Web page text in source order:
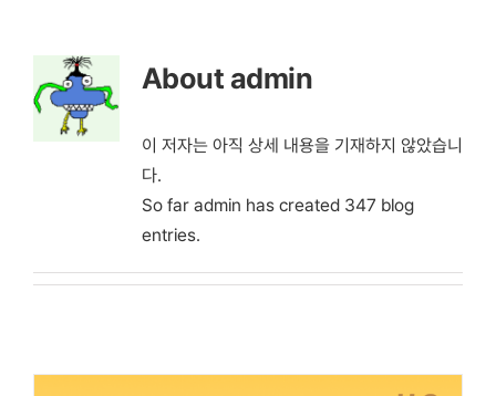
About admin
이 저자는 아직 상세 내용을 기재하지 않았습니
다.
So far admin has created 347 blog
entries.